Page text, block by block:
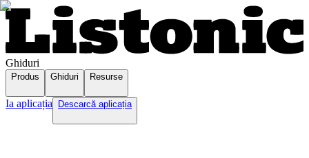
Ghiduri
Produs Ghiduri Resurse
Ia aplicația Descarcă aplicația